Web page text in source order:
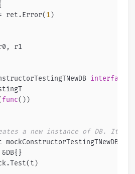
ret.Error(
1)
r1
interface
func())
a new instance of DB. It